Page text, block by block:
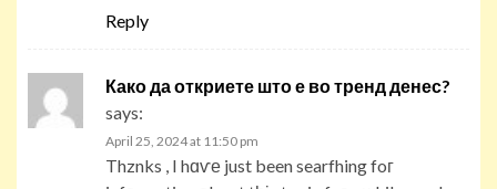
Reply
Како да откриете што е во тренд денес?
says:
April 25, 2024 at 11:50 pm
Thznks , I hɑѵе just been searfhing foг